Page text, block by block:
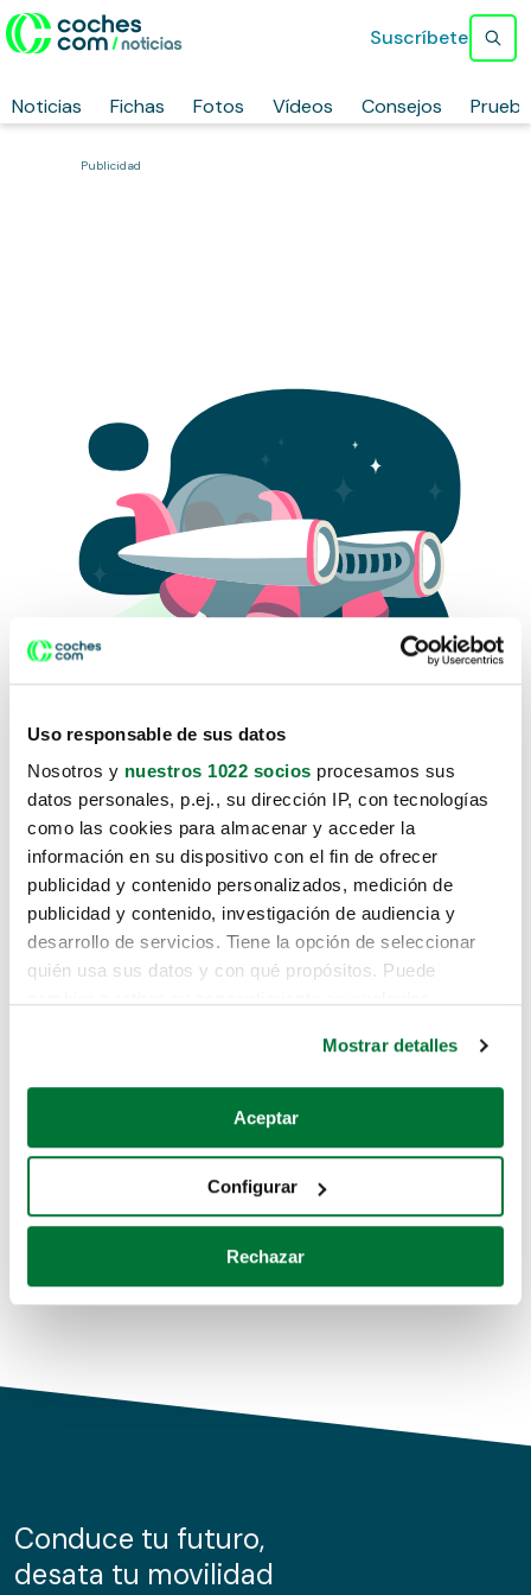
Uso responsable de sus datos
Nosotros y nuestros 1022 socios procesamos sus
datos personales, p.ej., su dirección IP, con tecnologías
como las cookies para almacenar y acceder la
información en su dispositivo con el fin de ofrecer
publicidad y contenido personalizados, medición de
publicidad y contenido, investigación de audiencia y
desarrollo de servicios. Tiene la opción de seleccionar
quién usa sus datos y con qué propósitos. Puede
Si lo permite, también quisiéramos:
Recopilar información sobre su ubicación geográfica
Identificar su dispositivo analizándolo activamente
para buscar características específicas (huellas
Obtenga más información sobre cómo se procesan sus
de cookies.
información sobre el uso que haga del sitio web con
nuestros partners de redes sociales, publicidad y análisis
Mostrar detalles
Aceptar
Configurar
Rechazar
Noticias Fichas Fotos Vídeos Consejos
Suscríbete
Publicidad
Lo sentimos, no sabemos como
te hemos traido hasta aquí.
Pero puedes encontrar el coche que estás
buscando en alguno de estos enlaces:
Coches de segunda mano
Coches de km0
Conduce tu futuro,
desata tu movilidad